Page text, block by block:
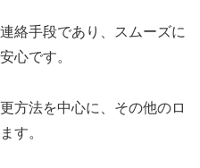
絡手段であり、スムーズに
心です。
方法を中心に、その他のロ
す。